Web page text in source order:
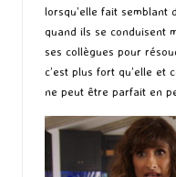
lorsqu’elle fait semblant
quand ils se conduisent
ses collègues pour
c’est plus fort qu’elle et
ne peut être parfait en